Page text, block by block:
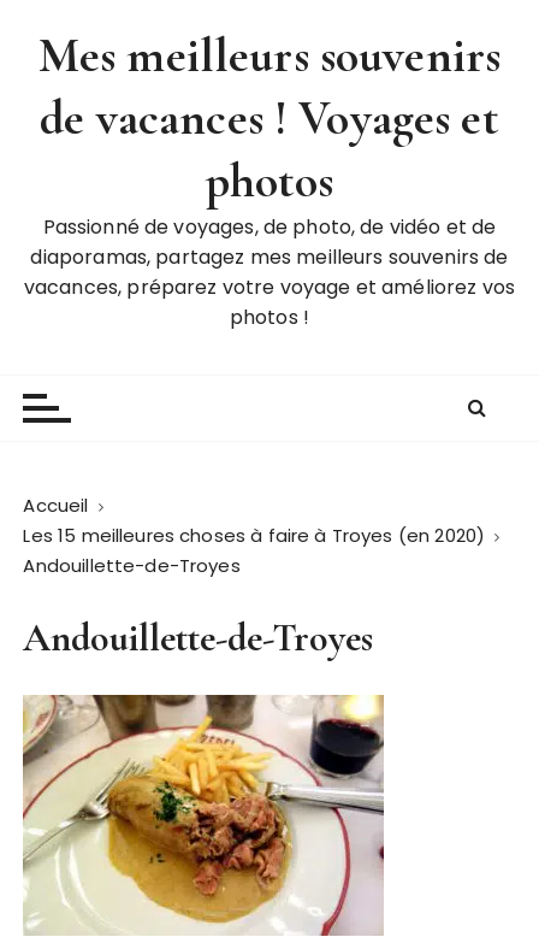
Mes meilleurs souvenirs
de vacances ! Voyages et
photos
Passionné de voyages, de photo, de vidéo et de
diaporamas, partagez mes meilleurs souvenirs de
vacances, préparez votre voyage et améliorez vos
photos !
Accueil
Les 15 meilleures choses à faire à Troyes (en 2020)
Andouillette-de-Troyes
Andouillette-de-Troyes